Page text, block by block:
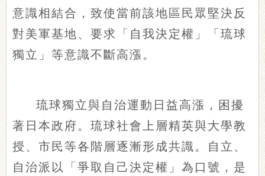
意識相結合，致使當前該地區民眾堅決反
對美軍基地、要求「自我決定權」「琉球
獨立」等意識不斷高漲。
琉球獨立與自治運動日益高漲，困擾
著日本政府。琉球社會上層精英與大學教
授、市民等各階層逐漸形成共識。自立、
自治派以「爭取自己決定權」為口號，是